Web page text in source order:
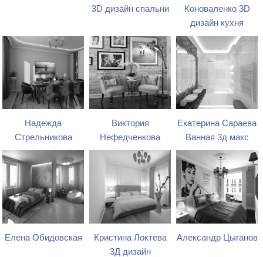
3D дизайн спальни
Коноваленко 3D
дизайн кухня
Надежда
Стрельникова
Виктория
Нефедченкова
Екатерина Сараева
Ванная 3д макс
Елена Обидовская
Кристина Локтева
3Д дизайн
Александр Цыганов